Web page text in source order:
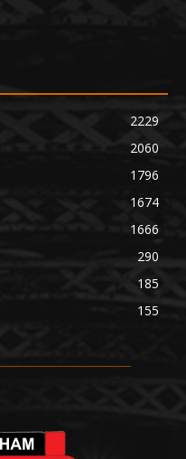
2229
2060
1796
1674
1666
290
185
155